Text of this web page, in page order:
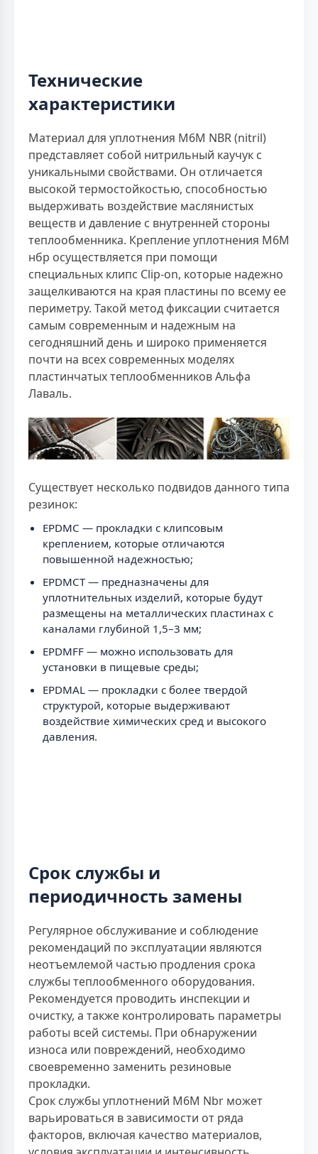
Технические
характеристики
Материал для уплотнения M6M NBR (nitril)
представляет собой нитрильный каучук с
уникальными свойствами. Он отличается
высокой термостойкостью, способностью
выдерживать воздействие маслянистых
веществ и давление с внутренней стороны
теплообменника. Крепление уплотнения М6М
нбр осуществляется при помощи
специальных клипс Clip-on, которые надежно
защелкиваются на края пластины по всему ее
периметру. Такой метод фиксации считается
самым современным и надежным на
сегодняшний день и широко применяется
почти на всех современных моделях
пластинчатых теплообменников Альфа
Лаваль.
Существует несколько подвидов данного типа
резинок:
EPDMC — прокладки с клипсовым
креплением, которые отличаются
повышенной надежностью;
EPDMCT — предназначены для
уплотнительных изделий, которые будут
размещены на металлических пластинах с
каналами глубиной 1,5–3 мм;
EPDMFF — можно использовать для
установки в пищевые среды;
EPDMAL — прокладки с более твердой
структурой, которые выдерживают
воздействие химических сред и высокого
давления.
Срок службы и
периодичность замены
Регулярное обслуживание и соблюдение
рекомендаций по эксплуатации являются
неотъемлемой частью продления срока
службы теплообменного оборудования.
Рекомендуется проводить инспекции и
очистку, а также контролировать параметры
работы всей системы. При обнаружении
износа или повреждений, необходимо
своевременно заменить резиновые
прокладки.
Срок службы уплотнений M6M Nbr может
варьироваться в зависимости от ряда
факторов, включая качество материалов,